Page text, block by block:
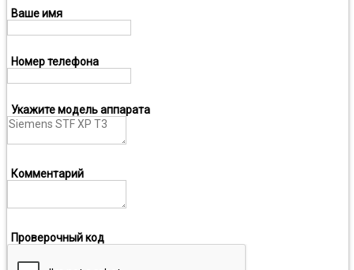
Ваше имя
Номер телефона
Укажите модель аппарата
Комментарий
Проверочный код